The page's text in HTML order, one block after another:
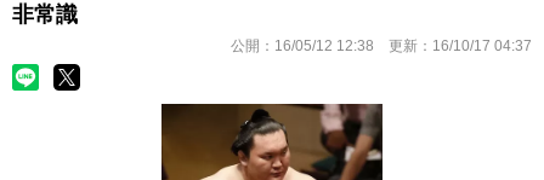
非常識
公開： 16/05/12 12:38 更新： 16/10/17 04:37